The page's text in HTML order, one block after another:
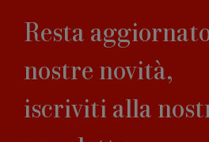
Resta
nostre novità,
iscriviti alla